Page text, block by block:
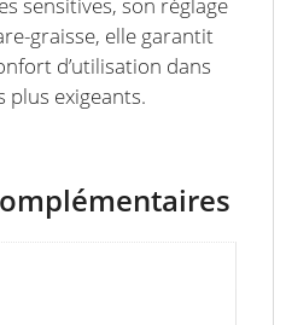
graisse, elle garantit
d’utilisation dans
plus exigeants.